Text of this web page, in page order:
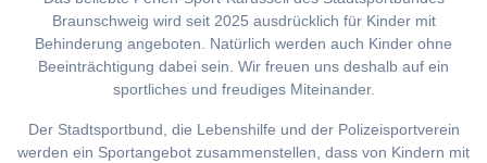
Braunschweig wird seit 2025 ausdrücklich für Kinder mit
Behinderung angeboten. Natürlich werden auch Kinder ohne
Beeinträchtigung dabei sein. Wir freuen uns deshalb auf ein
sportliches und freudiges Miteinander.
Der Stadtsportbund, die Lebenshilfe und der Polizeisportverein
werden ein Sportangebot zusammenstellen, dass von Kindern mit